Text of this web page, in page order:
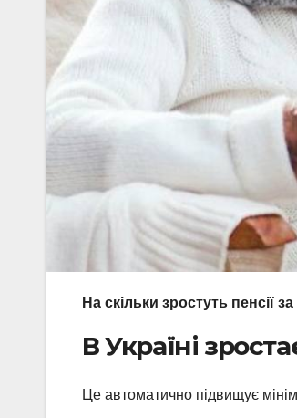
На скільки зростуть пенсії
В Україні
Це автоматично підвищує